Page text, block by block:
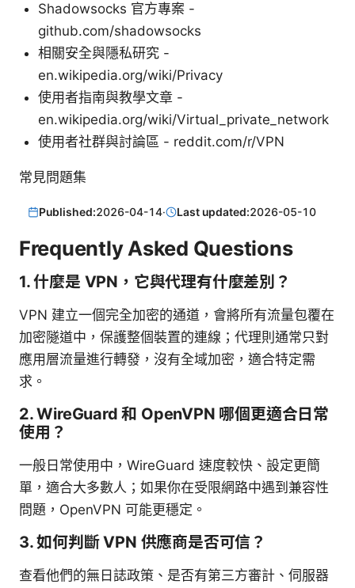
Shadowsocks 官方專案 -
github.com/shadowsocks
相關安全與隱私研究 -
en.wikipedia.org/wiki/Privacy
使用者指南與教學文章 -
en.wikipedia.org/wiki/Virtual_private_network
使用者社群與討論區 - reddit.com/r/VPN
常見問題集
Published:2026-04-14· Last updated:2026-05-10
Frequently Asked Questions
1. 什麼是 VPN，它與代理有什麼差別？
VPN 建立一個完全加密的通道，會將所有流量包覆在
加密隧道中，保護整個裝置的連線；代理則通常只對
應用層流量進行轉發，沒有全域加密，適合特定需
求。
2. WireGuard 和 OpenVPN 哪個更適合日常
使用？
一般日常使用中，WireGuard 速度較快、設定更簡
單，適合大多數人；如果你在受限網路中遇到兼容性
問題，OpenVPN 可能更穩定。
3. 如何判斷 VPN 供應商是否可信？
查看他們的無日誌政策、是否有第三方審計、伺服器